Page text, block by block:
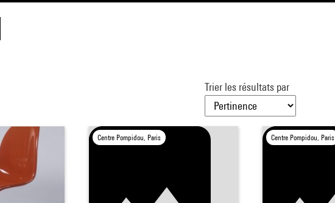
Trier les résultats par
Centre Pompidou, Paris Centre Pompidou, Paris